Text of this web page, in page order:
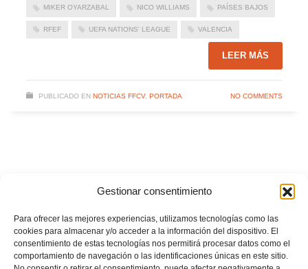
Gestionar consentimiento
Para ofrecer las mejores experiencias, utilizamos tecnologías como las
cookies para almacenar y/o acceder a la información del dispositivo. El
consentimiento de estas tecnologías nos permitirá procesar datos como el
comportamiento de navegación o las identificaciones únicas en este sitio.
MIKER OYARZABAL NICO WILLIAMS PAÍSES BAJOS
RFEF UEFA NATIONS' LEAGUE VALENCIA
LEER MÁS
PUBLICADO EN NOTICIAS FFCV, PORTADA NO COMMENTS